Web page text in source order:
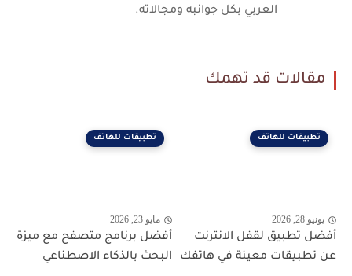
العربي بكل جوانبه ومجالاته.
مقالات قد تهمك
تطبيقات للهاتف
يونيو 28, 2026
أفضل تطبيق لقفل الانترنت
عن تطبيقات معينة في هاتفك
تطبيقات للهاتف
مايو 23, 2026
أفضل برنامج متصفح مع ميزة
البحث بالذكاء الاصطناعي